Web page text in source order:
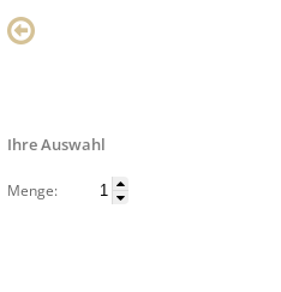
Ihre Auswahl
Menge: